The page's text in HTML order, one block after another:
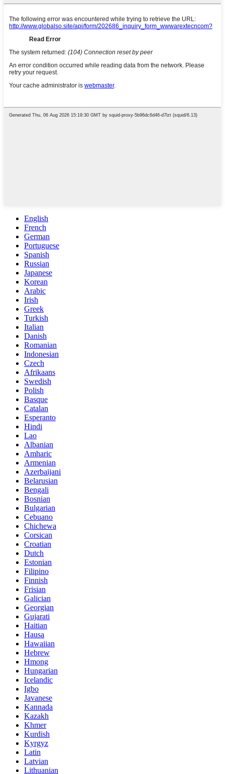
English
French
German
Portuguese
Spanish
Russian
Japanese
Korean
Arabic
Irish
Greek
Turkish
Italian
Danish
Romanian
Indonesian
Czech
Afrikaans
Swedish
Polish
Basque
Catalan
Esperanto
Hindi
Lao
Albanian
Amharic
Armenian
Azerbaijani
Belarusian
Bengali
Bosnian
Bulgarian
Cebuano
Chichewa
Corsican
Croatian
Dutch
Estonian
Filipino
Finnish
Frisian
Galician
Georgian
Gujarati
Haitian
Hausa
Hawaiian
Hebrew
Hmong
Hungarian
Icelandic
Igbo
Javanese
Kannada
Kazakh
Khmer
Kurdish
Kyrgyz
Latin
Latvian
Lithuanian